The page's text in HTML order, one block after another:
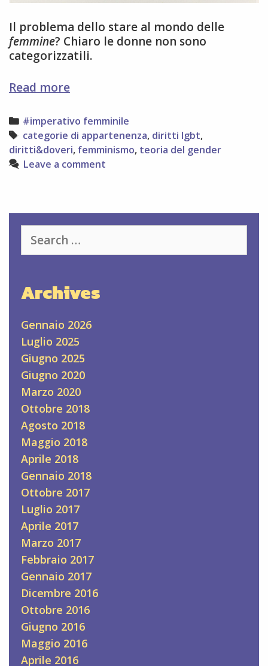
Il problema dello stare al mondo delle
femmine? Chiaro le donne non sono
categorizzatili.
Read morele
non
sono
categorizzabili
Categories
#imperativo femminile
Tags
categorie di appartenenza, diritti lgbt,
diritti&doveri, femminismo, teoria del gender
Leave a comment
for:
Archives
Gennaio 2026
Luglio 2025
Giugno 2025
Giugno 2020
Marzo 2020
Ottobre 2018
Agosto 2018
Maggio 2018
Aprile 2018
Gennaio 2018
Ottobre 2017
Luglio 2017
Aprile 2017
Marzo 2017
Febbraio 2017
Gennaio 2017
Dicembre 2016
Ottobre 2016
Giugno 2016
Maggio 2016
Aprile 2016